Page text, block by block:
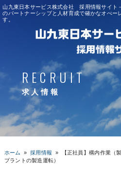
山九東日本サービス株式会社 採用情報サイト
のパートナーシップと人材育成で確かなオぺー
す。
RECRUIT
求人情報
ホーム »採用情報 »
【正社員】構内作業（
プラントの製造運転）